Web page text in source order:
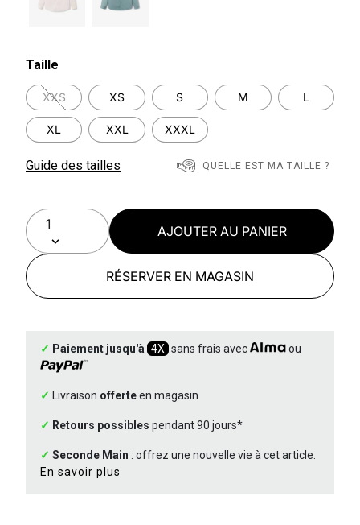
Taille
XXS XS S M L
XL XXL XXXL
Guide des tailles QUELLE EST MA TAILLE ?
AJOUTER AU PANIER
RÉSERVER EN MAGASIN
✓ Paiement jusqu'à 4X sans frais avec ou
✓ Livraison offerteen magasin
✓ Retours possibles pendant 90 jours*
✓ Seconde Main : offrez une nouvelle vie à cet article.
En savoir plus